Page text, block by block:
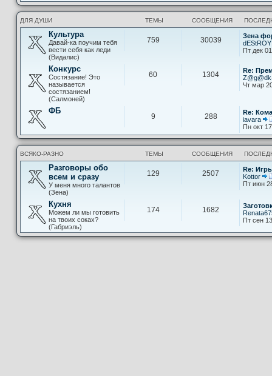
ДЛЯ ДУШИ ТЕМЫ СООБЩЕНИЯ
Культура
Давай-ка поучим тебя
вести себя как леди
(Видалис)
759 30039
Зена
dEStROY
Пт дек
Конкурс
Состязание! Это
называется
состязанием!
(Салмоней)
60 1304
Re:
Чт мар
ФБ
9 288
Re:
iavara
Пн окт
ВСЯКО-РАЗНО ТЕМЫ СООБЩЕНИЯ
Разговоры обо
всем и сразу
У меня много талантов
(Зена)
129 2507
Re:
Kottor
Пт июн
Кухня
Можем ли мы готовить
на твоих соках?
(Габриэль)
174 1682
Пт сен